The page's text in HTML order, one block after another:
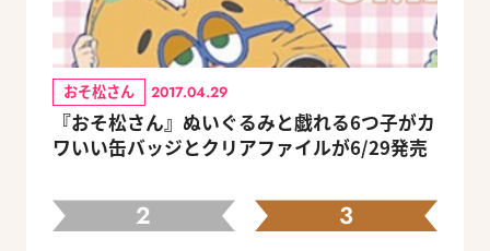
おそ松さん 2017.04.29
『おそ松さん』ぬいぐるみと戯れる6つ子がカ
ワいい缶バッジとクリアファイルが6/29発売
2 3